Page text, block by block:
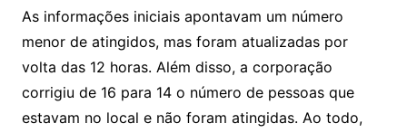
As informações iniciais apontavam um número
menor de atingidos, mas foram atualizadas por
volta das 12 horas. Além disso, a corporação
corrigiu de 16 para 14 o número de pessoas que
estavam no local e não foram atingidas. Ao todo,